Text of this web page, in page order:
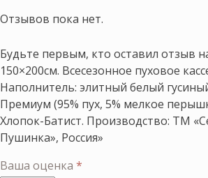
Отзывов пока нет.
Будьте первым, кто оставил отзыв
150×200см. Всесезонное пуховое
Наполнитель: элитный белый
Премиум (95% пух, 5% мелкое
Хлопок-Батист. Производство: ТМ
Пушинка», Россия»
Ваша оценка *